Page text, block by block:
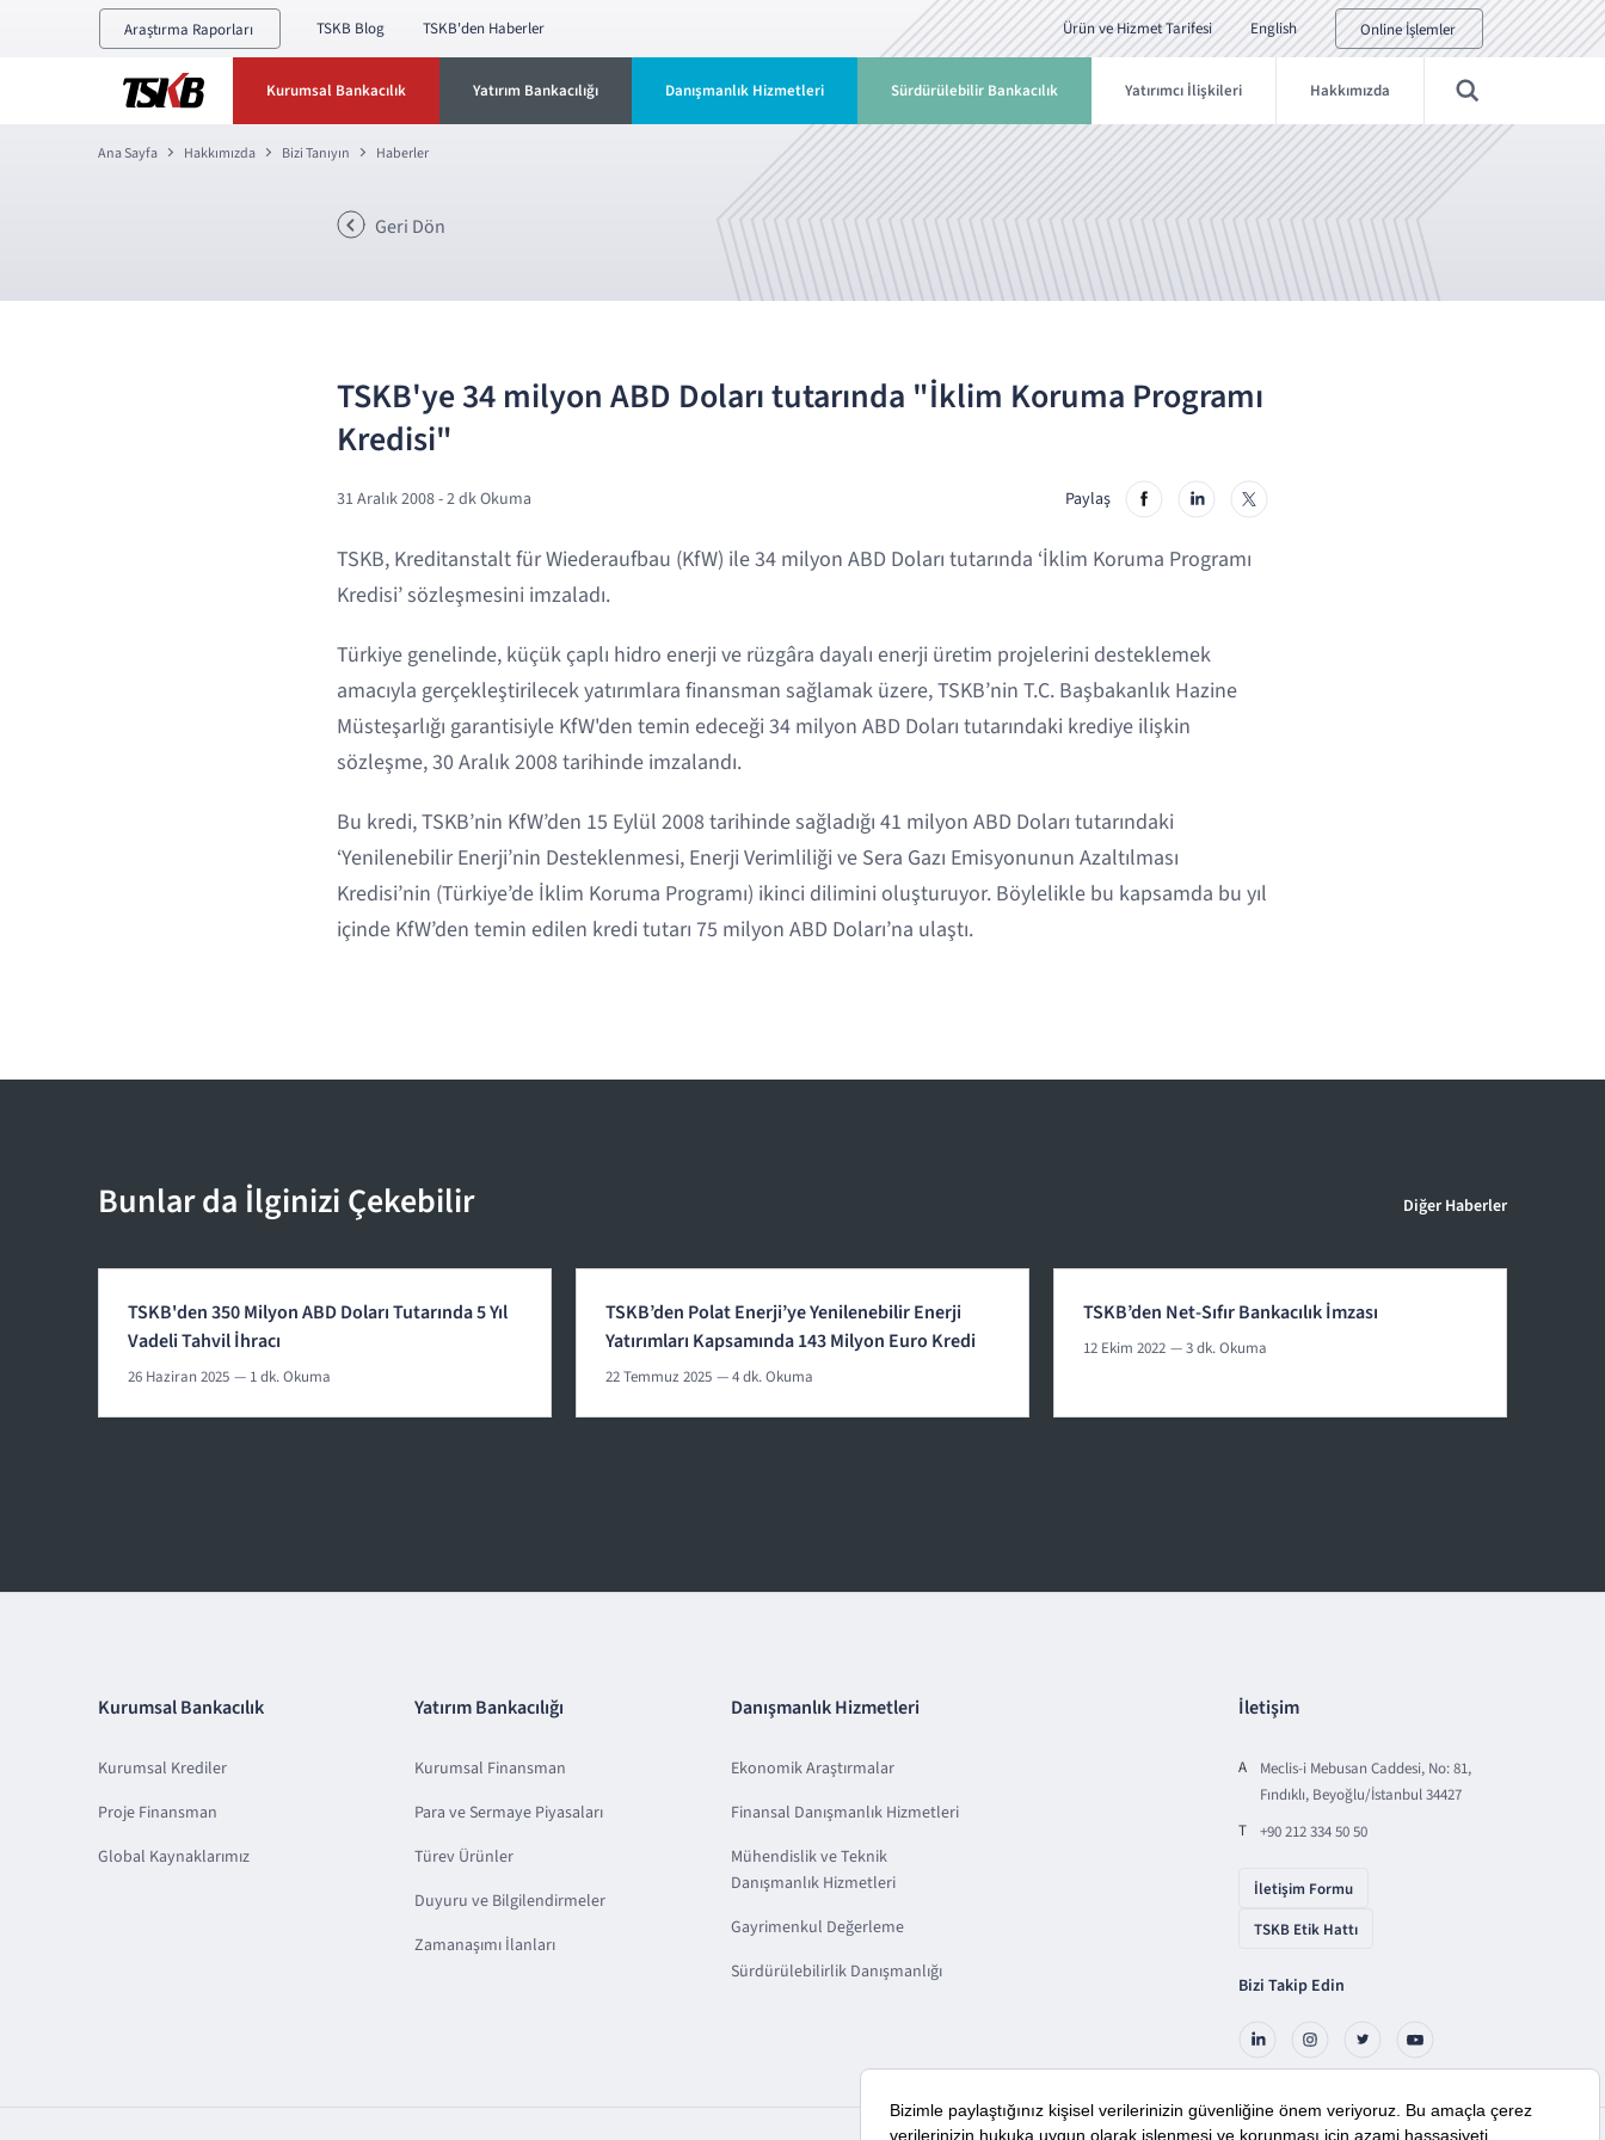
Araştırma Raporları TSKB Blog TSKB'den Haberler Ürün ve Hizmet Tarifesi English Online İşlemler
Kurumsal Bankacılık Yatırım Bankacılığı Danışmanlık Hizmetleri Sürdürülebilir Bankacılık Yatırımcı İlişkileri Hakkımızda
Ana Sayfa Hakkımızda Bizi Tanıyın Haberler
Geri Dön
TSKB'ye 34 milyon ABD Doları tutarında "İklim Koruma Programı
Kredisi"
31 Aralık 2008- 2 dk Okuma Paylaş
TSKB, Kreditanstalt für Wiederaufbau (KfW) ile 34 milyon ABD Doları tutarında ‘İklim Koruma Programı
Kredisi’ sözleşmesini imzaladı.
Türkiye genelinde, küçük çaplı hidro enerji ve rüzgâra dayalı enerji üretim projelerini desteklemek
amacıyla gerçekleştirilecek yatırımlara finansman sağlamak üzere, TSKB’nin T.C. Başbakanlık Hazine
Müsteşarlığı garantisiyle KfW'den temin edeceği 34 milyon ABD Doları tutarındaki krediye ilişkin
sözleşme, 30 Aralık 2008 tarihinde imzalandı.
Bu kredi, TSKB’nin KfW’den 15 Eylül 2008 tarihinde sağladığı 41 milyon ABD Doları tutarındaki
‘Yenilenebilir Enerji’nin Desteklenmesi, Enerji Verimliliği ve Sera Gazı Emisyonunun Azaltılması
Kredisi’nin (Türkiye’de İklim Koruma Programı) ikinci dilimini oluşturuyor. Böylelikle bu kapsamda bu yıl
içinde KfW’den temin edilen kredi tutarı 75 milyon ABD Doları’na ulaştı.
Bunlar da İlginizi Çekebilir
TSKB'den 350 Milyon ABD Doları Tutarında 5 Yıl
Vadeli Tahvil İhracı
26 Haziran 2025 — 1 dk. Okuma
TSKB’den Polat Enerji’ye Yenilenebilir Enerji
Yatırımları Kapsamında 143 Milyon Euro Kredi
22 Temmuz 2025 — 4 dk. Okuma
TSKB’den Net-Sıfır Bankacılık İmzası
12 Ekim 2022 — 3 dk. Okuma
Diğer Haberler
Kurumsal Bankacılık
Kurumsal Krediler
Proje Finansman
Global Kaynaklarımız
Yatırım Bankacılığı
Kurumsal Finansman
Para ve Sermaye Piyasaları
Türev Ürünler
Duyuru ve Bilgilendirmeler
Zamanaşımı İlanları
Danışmanlık Hizmetleri
Ekonomik Araştırmalar
Finansal Danışmanlık Hizmetleri
Mühendislik ve Teknik
Danışmanlık Hizmetleri
Gayrimenkul Değerleme
Sürdürülebilirlik Danışmanlığı
İletişim
A
Meclis-i Mebusan Caddesi, No: 81,
Fındıklı, Beyoğlu/İstanbul 34427
T
+90 212 334 50 50
İletişim Formu
TSKB Etik Hattı
Bizi Takip Edin